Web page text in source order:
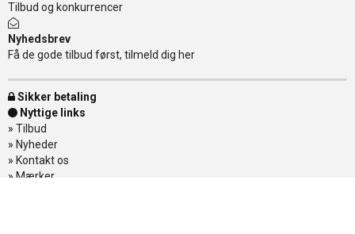
Tilbud og konkurrencer
Nyhedsbrev
Få de gode tilbud først, tilmeld dig her
Sikker betaling
Nyttige links
» Tilbud
» Nyheder
» Kontakt os
» Mærker